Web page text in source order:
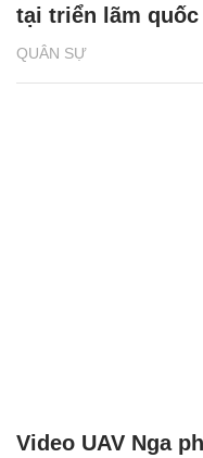
QUÂN SỰ
tại triển lãm quốc
Video UAV Nga